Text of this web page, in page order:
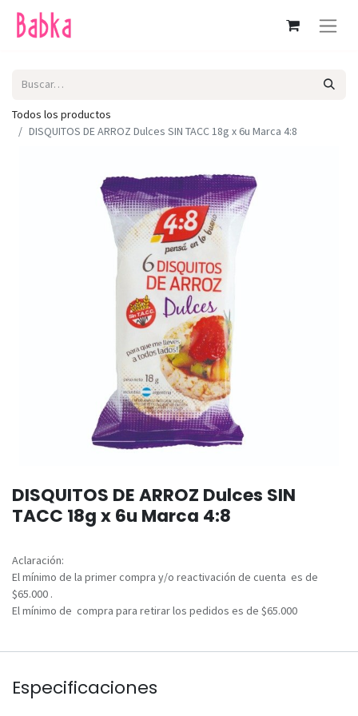
Todos los productos
DISQUITOS DE ARROZ Dulces SIN TACC 18g x 6u Marca 4:8
DISQUITOS DE ARROZ Dulces SIN
TACC 18g x 6u Marca 4:8
Aclaración:
El mínimo de la primer compra y/o reactivación de cuenta es de
$65.000 .
El mínimo de compra para retirar los pedidos es de $65.000
Especificaciones